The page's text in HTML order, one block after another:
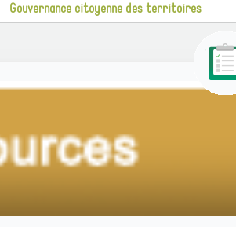
Gouvernance citoyenne des territoires